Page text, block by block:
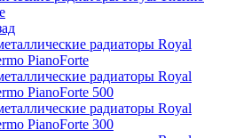
радиаторы Royal
PianoForte
радиаторы Royal
PianoForte 500
радиаторы Royal
PianoForte 300